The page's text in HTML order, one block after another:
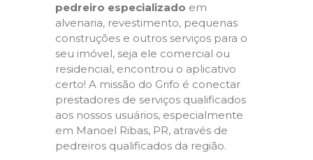
pedreiro especializado em
alvenaria, revestimento, pequenas
construções e outros serviços para o
seu imóvel, seja ele comercial ou
residencial, encontrou o aplicativo
certo! A missão do Grifo é conectar
prestadores de serviços qualificados
aos nossos usuários, especialmente
em Manoel Ribas, PR, através de
pedreiros qualificados da região.